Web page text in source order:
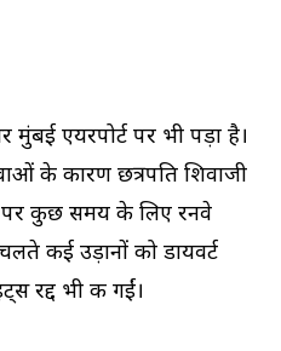
एयरपोर्ट पर भी पड़ा है।
के कारण छत्रपति शिवाजी
पर कुछ समय के लिए रनवे
कई उड़ानों को डायवर्ट
रद्द भी की गईं।